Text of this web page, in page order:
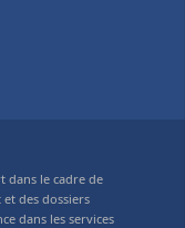
dans le cadre de
des dossiers
dans les services